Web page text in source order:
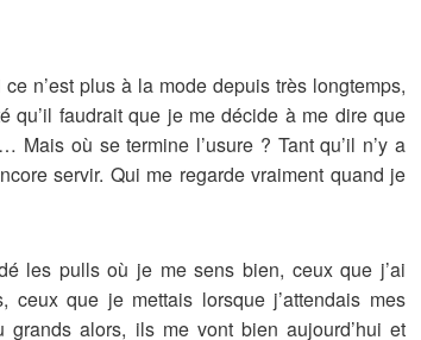
n’est plus à la mode depuis très longtemps,
qu’il faudrait que je me décide à me dire que
Mais où se termine l’usure ? Tant qu’il n’y a
servir. Qui me regarde vraiment quand je
les pulls où je me sens bien, ceux que j’ai
ceux que je mettais lorsque j’attendais mes
grands alors, ils me vont bien aujourd’hui et